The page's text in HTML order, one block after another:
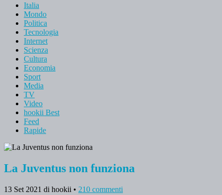
Italia
Mondo
Politica
Tecnologia
Internet
Scienza
Cultura
Economia
Sport
Media
TV
Video
hookii Best
Feed
Rapide
La Juventus non funziona
13 Set 2021 di hookii • 210 commenti